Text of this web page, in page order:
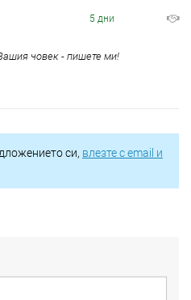
човек - пишете ми!
5 дни
си, влезте с email и